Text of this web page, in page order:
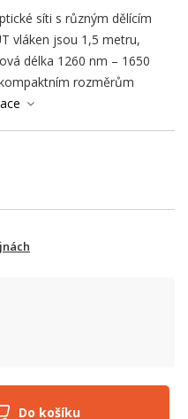
síti s různým dělícím
vláken jsou 1,5 metru,
délka 1260 nm – 1650
rozměrům
Do košíku